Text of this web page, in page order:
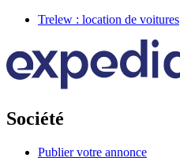
Trelew : location de voitures
Société
Publier votre annonce